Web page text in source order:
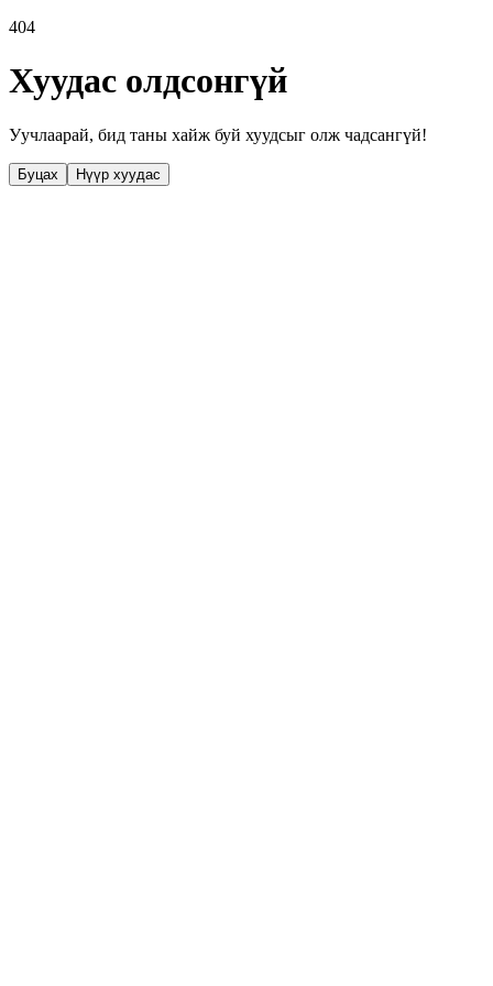
404
Хуудас олдсонгүй
Уучлаарай, бид таны хайж буй хуудсыг олж чадсангүй!
Буцах Нүүр хуудас